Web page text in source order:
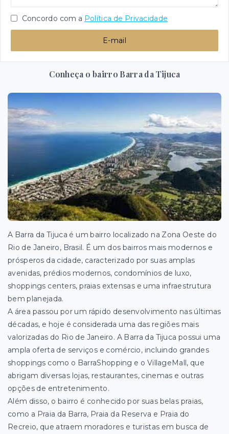
Concordo com a Política de Privacidade
E-mail
Conheça o bairro Barra da Tijuca
A Barra da Tijuca é um bairro localizado na Zona Oeste do
Rio de Janeiro, Brasil. É um dos bairros mais modernos e
prósperos da cidade, caracterizado por suas amplas
avenidas, prédios modernos, condomínios de luxo,
shoppings centers, praias extensas e uma infraestrutura
bem planejada.
A área passou por um rápido desenvolvimento nas últimas
décadas, e hoje é considerada uma das regiões mais
valorizadas do Rio de Janeiro. A Barra da Tijuca possui uma
ampla oferta de serviços e comércio, incluindo grandes
shoppings como o BarraShopping e o VillageMall, que
abrigam diversas lojas, restaurantes, cinemas e outras
opções de entretenimento.
Além disso, o bairro é conhecido por suas belas praias,
como a Praia da Barra, Praia da Reserva e Praia do
Recreio, que atraem moradores e turistas em busca de